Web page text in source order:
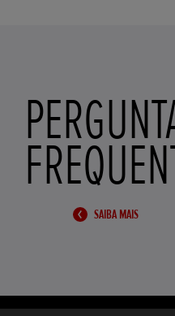
SAIBA MAIS